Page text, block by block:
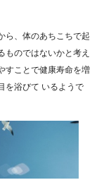
ら、体のあちこちで起
ものではないかと考え
すことで健康寿命を増
を浴びて いるようで